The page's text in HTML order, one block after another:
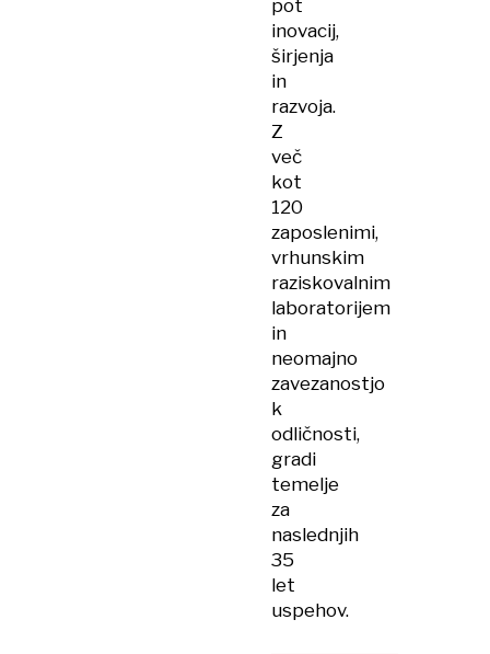
pot
inovacij,
širjenja
in
razvoja.
Z
več
kot
120
zaposlenimi,
vrhunskim
raziskovalnim
laboratorijem
in
neomajno
zavezanostjo
k
odličnosti,
gradi
temelje
za
naslednjih
35
let
uspehov.